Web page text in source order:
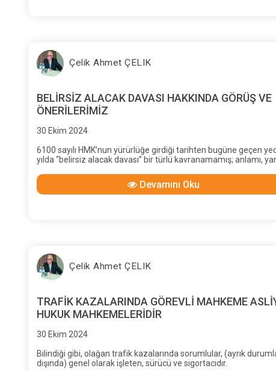
Çelik Ahmet ÇELIK
BELİRSİZ ALACAK DAVASI HAKKINDA GÖRÜŞ VE
ÖNERİLERİMİZ
30 Ekim 2024
6100 sayılı HMK’nun yürürlüğe girdiği tarihten bugüne geçen
yılda “belirsiz alacak davası” bir türlü kavranamamış; anlamı,
görülmekte; dava dilekçesindeki (Harçlar Kanunu m.16/3.gereği
konulan) harca esas “simgesel” değerler, “kısmi is-tek” kabul
Devamını Oku
Çelik Ahmet ÇELIK
TRAFİK KAZALARINDA GÖREVLİ MAHKEME
HUKUK MAHKEMELERİDİR
30 Ekim 2024
Bilindiği gibi, olağan trafik kazalarında sorumlular, (ayrık
dışında) genel olarak işleten, sürücü ve sigortacıdır.